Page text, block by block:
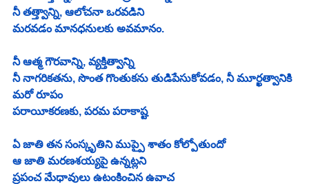
నీ తత్త్వాన్ని, ఆలోచనా ఒరవడిని
మరవడం మానధనులకు అవమానం.
నీ ఆత్మ గౌరవాన్ని, వ్యక్తిత్వాన్ని
నీ నాగరికతను, సొంత గొంతుకను తుడిపేసుకోవడం, నీ మూర్ఖత్వానికి
మరో రూపం
పరాయీకరణకు,‌ పరమ పరాకాష్ట
ఏ జాతి తన సంస్కృతిని ముప్పై శాతం కోల్పోతుందో
ఆ జాతి మరణశయ్యపై ఉన్నట్లని
ప్రపంచ మేధావులు ఉటంకించిన ఉవాచ